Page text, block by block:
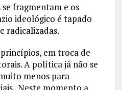
fragmentam e os
ideológico é tapado
radicalizadas.
em troca de
A política já não se
menos para
. Neste momento a